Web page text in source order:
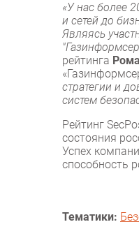
«У нас более
и сетей до
Являясь
рейтинга
стратегии и
систем
Рейтинг
состояния
Успех
способность
Тематики: